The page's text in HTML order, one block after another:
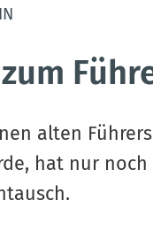
alten
hat nur noch